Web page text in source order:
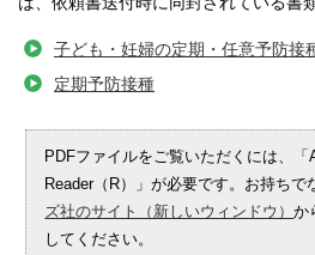
子ども・妊婦の定期・任意予防接
定期予防接種
PDFファイルをご覧いただくには、「
Reader（R）」が必要です。お持ちで
ズ社のサイト（新しいウィンドウ）か
してください。